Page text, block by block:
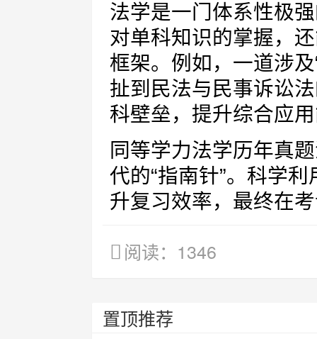
法学是一门体系性极
对单科知识的掌握，
框架。例如，一道涉
扯到民法与民事诉讼
科壁垒，提升综合应
同等学力法学历年真
代的“指南针”。科学
升复习效率，最终在
阅读：1346
置顶推荐